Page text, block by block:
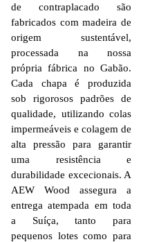
de contraplacado são
fabricados com madeira de
origem sustentável,
processada na nossa
própria fábrica no Gabão.
Cada chapa é produzida
sob rigorosos padrões de
qualidade, utilizando colas
impermeáveis e colagem de
alta pressão para garantir
uma resistência e
durabilidade excecionais. A
AEW Wood assegura a
entrega atempada em toda
a Suíça, tanto para
pequenos lotes como para